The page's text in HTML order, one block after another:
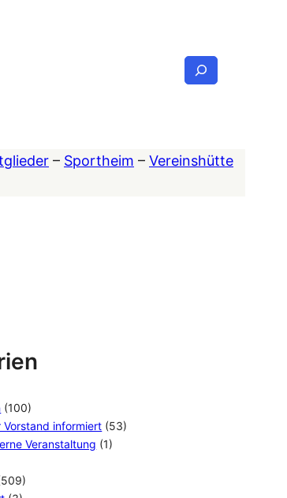
Suchen
– Sportheim – Vereinshütte
(100)
Vorstand informiert (53)
Veranstaltung (1)